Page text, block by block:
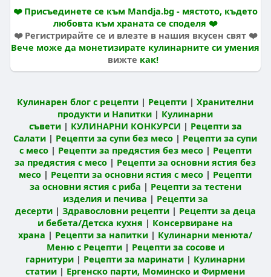
❤️ Присъединете се към Mandja.bg - мястото, където
любовта към храната се споделя ❤️
❤️ Регистрирайте се и влезте в нашия вкусен свят ❤️
Вече може да монетизирате кулинарните си умения
вижте как!
Кулинарен блог с рецепти | Рецепти |Хранителни
продукти и Напитки | Кулинарни
съвети| КУЛИНАРНИ КОНКУРСИ | Рецепти за
Салати | Рецепти за супи без месо | Рецепти за супи
с месо| Рецепти за предястия без месо| Рецепти
за предястия с месо | Рецепти за основни ястия без
месо | Рецепти за основни ястия с месо | Рецепти
за основни ястия с риба | Рецепти за тестени
изделия и печива | Рецепти за
десерти| Здравословни рецепти| Рецепти за деца
и бебета/Детска кухня | Консервиране на
храна | Рецепти за напитки | Кулинарни менюта/
Меню с Рецепти| Рецепти за сосове и
гарнитури | Рецепти за маринати | Кулинарни
статии | Ергенско парти, Моминско и Фирмени